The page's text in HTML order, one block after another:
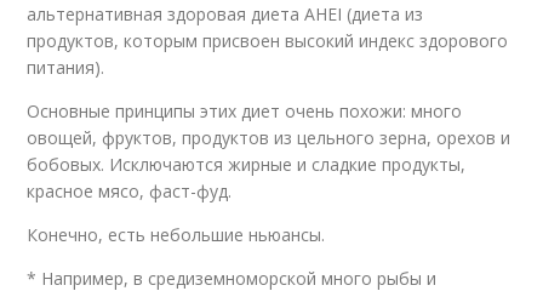
альтернативная здоровая диета AHEI (диета из
продуктов, которым присвоен высокий индекс здорового
питания).
Основные принципы этих диет очень похожи: много
овощей, фруктов, продуктов из цельного зерна, орехов и
бобовых. Исключаются жирные и сладкие продукты,
красное мясо, фаст-фуд.
Конечно, есть небольшие ньюансы.
* Например, в средиземноморской много рыбы и